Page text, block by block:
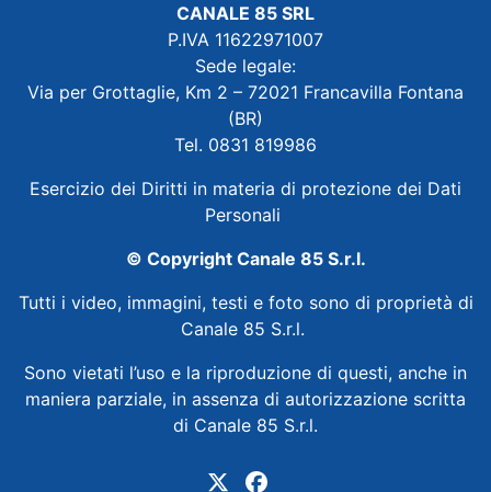
CANALE 85 SRL
P.IVA 11622971007
Sede legale:
Via per Grottaglie, Km 2 – 72021 Francavilla Fontana
(BR)
Tel. 0831 819986
Esercizio dei Diritti in materia di protezione dei Dati
Personali
© Copyright Canale 85 S.r.l.
Tutti i video, immagini, testi e foto sono di proprietà di
Canale 85 S.r.l.
Sono vietati l’uso e la riproduzione di questi, anche in
maniera parziale, in assenza di autorizzazione scritta
di Canale 85 S.r.l.